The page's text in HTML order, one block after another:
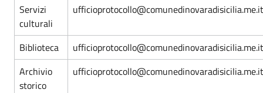
Servizi
culturali
ufficioprotocollo@comunedinovaradisicilia.me.it
Biblioteca
ufficioprotocollo@comunedinovaradisicilia.me.it
Archivio
storico
ufficioprotocollo@comunedinovaradisicilia.me.it